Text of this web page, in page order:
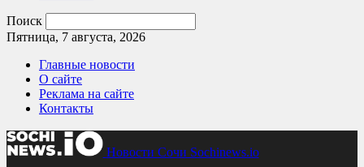
Поиск
Пятница, 7 августа, 2026
Главные новости
О сайте
Реклама на сайте
Контакты
Новости Сочи Sochinews.io